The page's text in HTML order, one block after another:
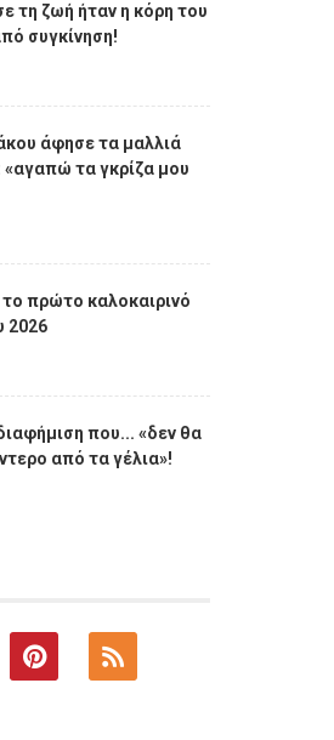
τη ζωή ήταν η κόρη του
συγκίνηση!
άφησε τα μαλλιά
«αγαπώ τα γκρίζα μου
το πρώτο καλοκαιρινό
2026
που... «δεν θα
από τα γέλια»!